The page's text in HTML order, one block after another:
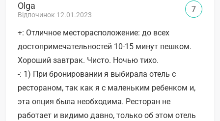
Olga
Відпочинок 12.01.2023
+: Отличное месторасположение: до всех
достопримечательностей 10-15 минут пешком.
Хороший завтрак. Чисто. Ночью тихо.
-: 1) При бронировании я выбирала отель с
рестораном, так как я с маленьким ребенком и,
эта опция была необходима. Ресторан не
работает и видимо давно, только об этом отель
7